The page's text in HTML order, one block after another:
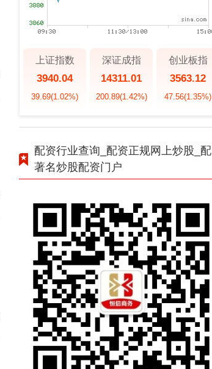
上证指数
3940.04
39.69(1.02%)
深证成指
14311.01
200.89(1.42%)
创业板指
3563.12
47.56(1.35%)
配资行业查询_配资正规网上炒股_
著名炒股配资门户